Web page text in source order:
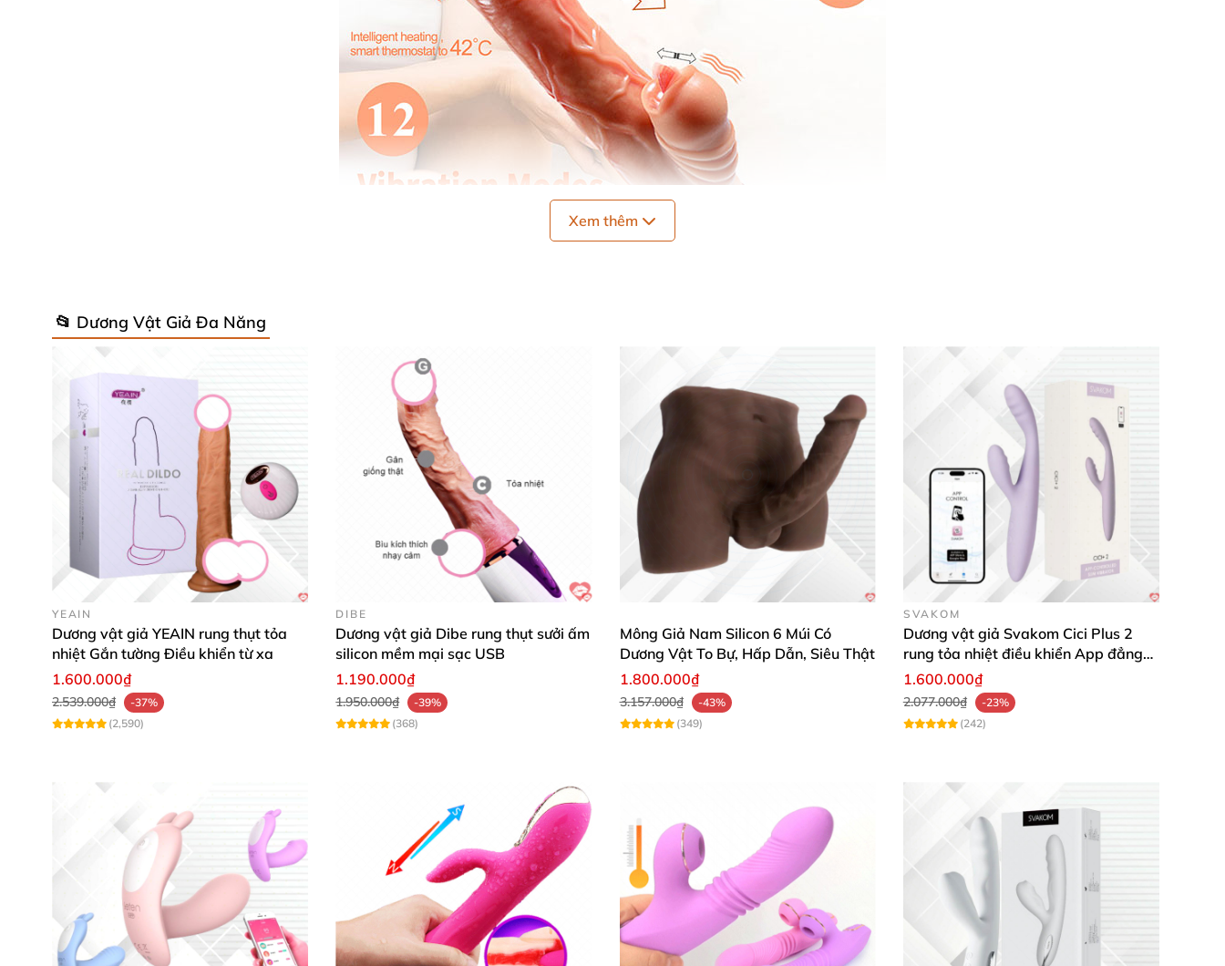
Sản phẩm được chế tạo từ chất liệu silicon cao cấp mềm mại với nhựa ABS, đảm bảo an toàn và cảm giác chân thật khi sử dụng
. Với kích
thước chiều dài 26.5cm
và đường kính 3.5cm, Detonate Climax không chỉ đáp ứng nhu cầu sinh lý mà còn giúp kích thích mạnh mẽ các điểm nhạy
cảm.
Ưu Điểm Nổi Bật Của Dương Vật Giả Detonate Climax
Xem thêm
📂 Dương Vật Giả Đa Năng
YEAIN
Dương vật giả YEAIN rung thụt tỏa
nhiệt Gắn tường Điều khiển từ xa
1.600.000₫
2.539.000₫
-37%
(2,590)
DIBE
Dương vật giả Dibe rung thụt sưởi ấm
silicon mềm mại sạc USB
1.190.000₫
1.950.000₫
-39%
(368)
Mông Giả Nam Silicon 6 Múi Có
Dương Vật To Bự, Hấp Dẫn, Siêu Thật
1.800.000₫
3.157.000₫
-43%
(349)
SVAKOM
Dương vật giả Svakom Cici Plus 2
rung tỏa nhiệt điều khiển App đẳng
cấp
1.600.000₫
2.077.000₫
-23%
(242)